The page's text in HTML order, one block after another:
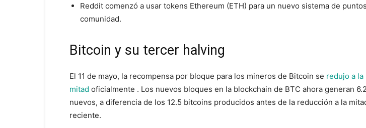
Reddit comenzó a usar tokens Ethereum (ETH) para un nuevo sistema de
comunidad.
Bitcoin y su tercer halving
El 11 de mayo, la recompensa por bloque para los mineros de Bitcoin se redujo a la
mitad oficialmente . Los nuevos bloques en la blockchain de BTC ahora generan
nuevos, a diferencia de los 12.5 bitcoins producidos antes de la reducción a la
reciente.